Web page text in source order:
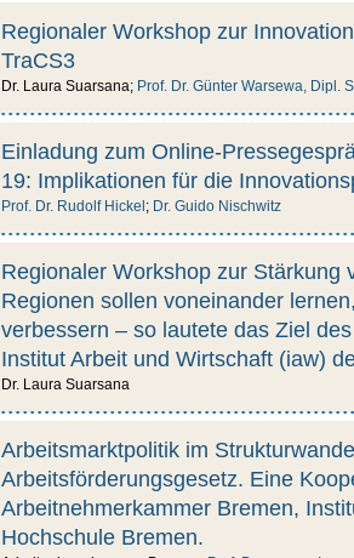
Regionaler Workshop zur
TraCS3
Dr. Laura Suarsana; Prof. Dr. Günter Warsewa, Dipl.
Einladung zum Online-
19: Implikationen für die
Prof. Dr. Rudolf Hickel ; Dr. Guido Nischwitz
Regionaler Workshop zur Stärkung
Regionen sollen voneinander
verbessern – so lautete das Ziel
Institut Arbeit und Wirtschaft (iaw)
Dr. Laura Suarsana
Arbeitsmarktpolitik im
Arbeitsförderungsgesetz. Eine
Arbeitnehmerkammer Bremen,
Hochschule Bremen.